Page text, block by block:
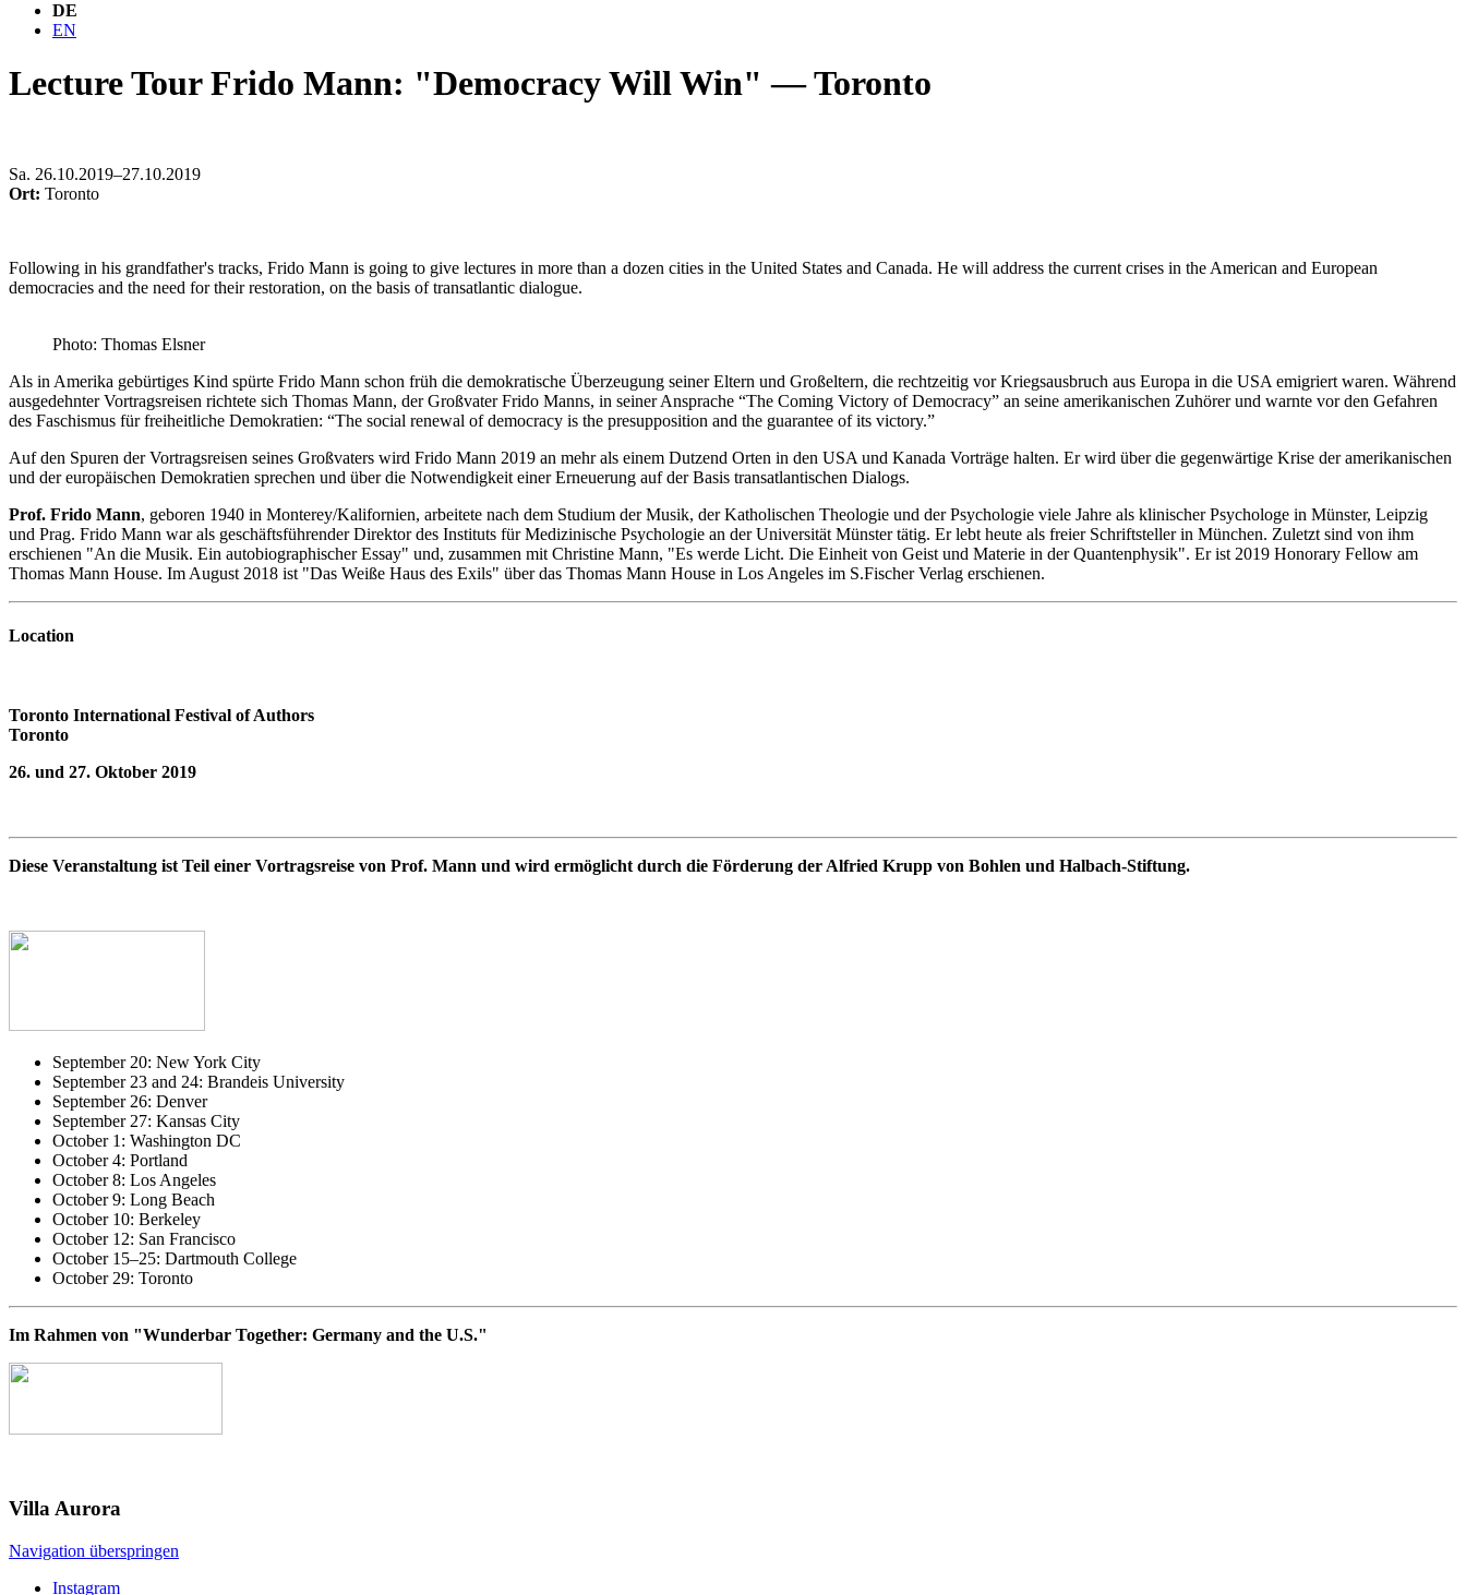
DE
EN
Lecture Tour Frido Mann: "Democracy Will Win" — Toronto
Sa. 26.10.2019–27.10.2019
Ort: Toronto
Following in his grandfather's tracks, Frido Mann is going to give lectures in more than a dozen cities in the United States and Canada. He will address the current crises in the American and European
democracies and the need for their restoration, on the basis of transatlantic dialogue.
Photo: Thomas Elsner
Als in Amerika gebürtiges Kind spürte Frido Mann schon früh die demokratische Überzeugung seiner Eltern und Großeltern, die rechtzeitig vor Kriegsausbruch aus Europa in die USA emigriert waren. Während
ausgedehnter Vortragsreisen richtete sich Thomas Mann, der Großvater Frido Manns, in seiner Ansprache “The Coming Victory of Democracy” an seine amerikanischen Zuhörer und warnte vor den Gefahren
des Faschismus für freiheitliche Demokratien: “The social renewal of democracy is the presupposition and the guarantee of its victory.”
Auf den Spuren der Vortragsreisen seines Großvaters wird Frido Mann 2019 an mehr als einem Dutzend Orten in den USA und Kanada Vorträge halten. Er wird über die gegenwärtige Krise der amerikanischen
und der europäischen Demokratien sprechen und über die Notwendigkeit einer Erneuerung auf der Basis transatlantischen Dialogs.
Prof. Frido Mann, geboren 1940 in Monterey/Kalifornien, arbeitete nach dem Studium der Musik, der Katholischen Theologie und der Psychologie viele Jahre als klinischer Psychologe in Münster, Leipzig
und Prag. Frido Mann war als geschäftsführender Direktor des Instituts für Medizinische Psychologie an der Universität Münster tätig. Er lebt heute als freier Schriftsteller in München. Zuletzt sind von ihm
erschienen "An die Musik. Ein autobiographischer Essay" und, zusammen mit Christine Mann, "Es werde Licht. Die Einheit von Geist und Materie in der Quantenphysik". Er ist 2019 Honorary Fellow am
Thomas Mann House. Im August 2018 ist "Das Weiße Haus des Exils" über das Thomas Mann House in Los Angeles im S.Fischer Verlag erschienen.
Location
Toronto International Festival of Authors
Toronto
26. und 27. Oktober 2019
Diese Veranstaltung ist Teil einer Vortragsreise von Prof. Mann und wird ermöglicht durch die Förderung der Alfried Krupp von Bohlen und Halbach-Stiftung.
September 20: New York City
September 23 and 24: Brandeis University
September 26: Denver
September 27: Kansas City
October 1: Washington DC
October 4: Portland
October 8: Los Angeles
October 9: Long Beach
October 10: Berkeley
October 12: San Francisco
October 15–25: Dartmouth College
October 29: Toronto
Im Rahmen von "Wunderbar Together: Germany and the U.S."
Villa Aurora
Navigation überspringen
Instagram